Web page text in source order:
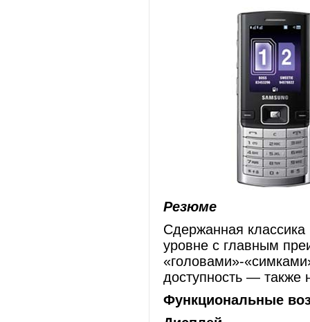
Резюме
Сдержанная
уровне с главным
«головами»-
доступность — также
Функциональные